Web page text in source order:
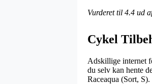
Vurderet til 4.4 ud
Cykel
Adskillige internet
du selv kan hente
Raceaqua (Sort, S).